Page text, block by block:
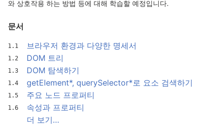
와 상호작용 하는 방법 등에 대해 학습할 예정입니다.
문서
브라우저 환경과 다양한 명세서
DOM 트리
DOM 탐색하기
getElement*, querySelector*로 요소 검색하기
주요 노드 프로퍼티
속성과 프로퍼티
더 보기…